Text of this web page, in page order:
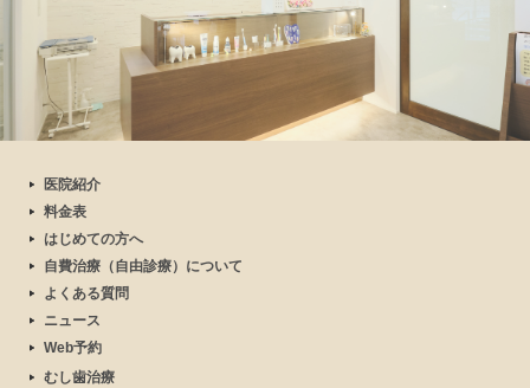
医院紹介
料金表
はじめての方へ
自費治療（自由診療）について
よくある質問
ニュース
Web予約
むし歯治療